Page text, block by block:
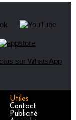
Utiles
Contact
Publicité